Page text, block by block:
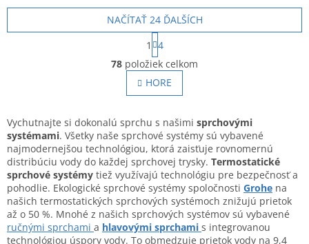
komfort pre vašu kúpeľňu.
prúdom. Nemecká kvalita
pre modernú kúpeľňu.
O
v
l
á
a
c
i
e
p
r
v
k
y
v
NAČÍTAŤ 24 ĎALŠÍCH
S
t
r
á
n
k
v
a
n
i
e
1
4
78 položiek celkom
HORE
Vychutnajte si dokonalú sprchu s našimi sprchovými
systémami. Všetky naše sprchové systémy sú vybavené
najmodernejšou technológiou, ktorá zaisťuje rovnomernú
distribúciu vody do každej sprchovej trysky. Termostatické
sprchové systémy tiež využívajú technológiu pre bezpečnosť a
pohodlie. Ekologické sprchové systémy spoločnosti Grohe na
našich termostatických sprchových systémoch znižujú prietok
až o 50 %. Mnohé z našich sprchových systémov sú vybavené
ručnými sprchami a hlavovými sprchami s integrovanou
technológiou úspory vody. To obmedzuje prietok vody na 9,4